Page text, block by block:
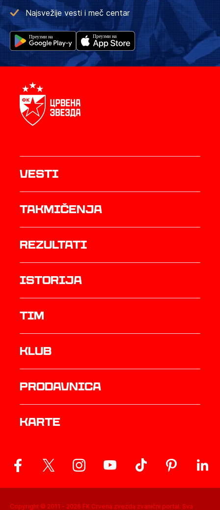
Najsvežije vesti i meč centar
Vesti
Takmičenja
rezultati
istorija
TIM
Klub
prodavnica
Karte
Copyright © 2011 - 2026 FK Crvena zvezda zvanični portal. Sva